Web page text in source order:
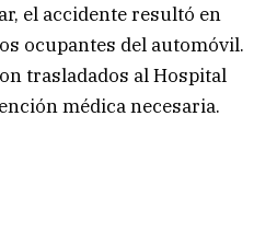
el accidente resultó en
ocupantes del automóvil.
trasladados al Hospital
médica necesaria.